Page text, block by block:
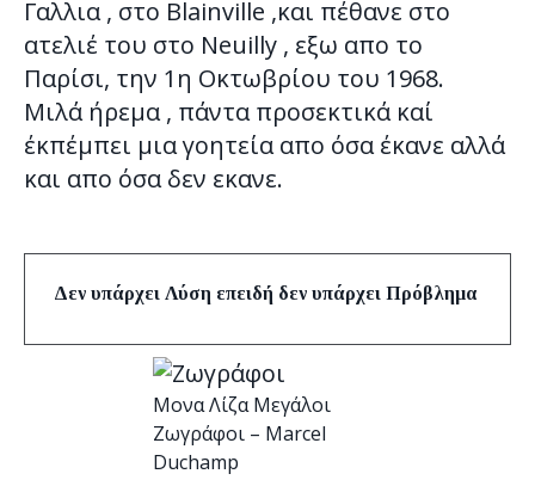
Γαλλια , στο Blainville ,και πέθανε στο
ατελιέ του στο Neuilly , εξω απο το
Παρίσι, την 1η Οκτωβρίου του 1968.
Μιλά ήρεμα , πάντα προσεκτικά καί
έκπέμπει μια γοητεία απο όσα έκανε αλλά
και απο όσα δεν εκανε.
Δεν υπάρχει Λύση επειδή δεν υπάρχει Πρόβλημα
Μονα Λίζα Μεγάλοι
Ζωγράφοι – Marcel
Duchamp